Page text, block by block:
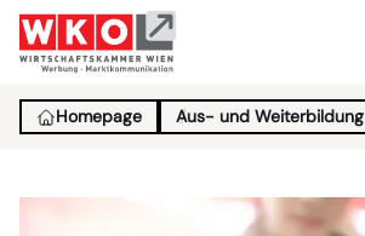
Homepage Aus- und Weiterbildung